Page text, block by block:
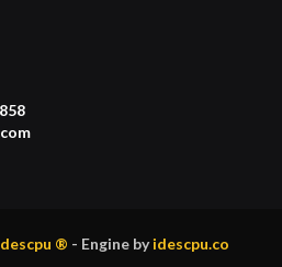
® - Engine byidescpu.co